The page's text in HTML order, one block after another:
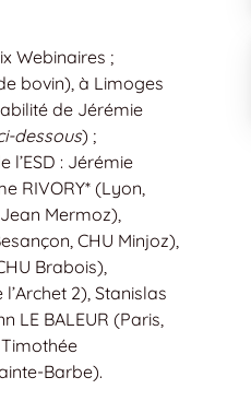
Webinaires ;
bovin), à Limoges
de Jérémie
dessous) ;
l’ESD : Jérémie
RIVORY* (Lyon,
Mermoz),
CHU Minjoz),
Brabois),
2), Stanislas
LE BALEUR (Paris,
Barbe).